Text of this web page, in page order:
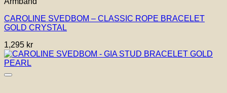
CAROLINE SVEDBOM – CLASSIC ROPE BRACELET
GOLD CRYSTAL
1,295 kr